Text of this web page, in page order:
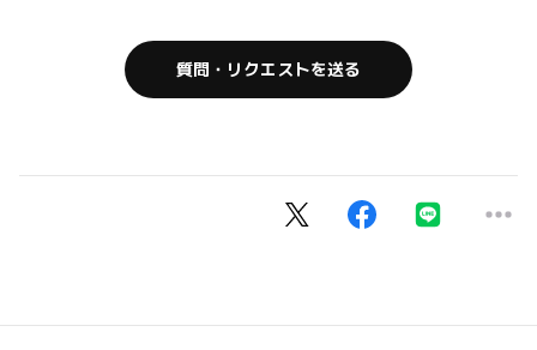
質問・リクエストを送る